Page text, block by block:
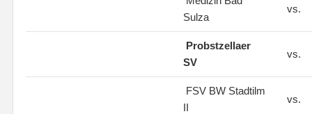
Sulza
vs.
Probstzellaer
SV
vs.
FSV BW Stadtilm
II
vs.